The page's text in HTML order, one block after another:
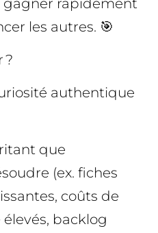
les autres. 🎯
?
authentique
que
(ex. fiches
coûts de
backlog